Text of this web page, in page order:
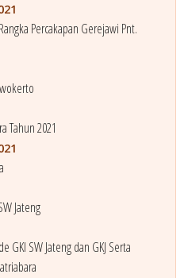
Percakapan Gerejawi Pnt.
Tahun 2021
Jateng
GKI SW Jateng dan GKJ Serta